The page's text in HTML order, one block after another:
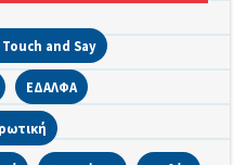
and Say
ΕΔΑΛΦΑ